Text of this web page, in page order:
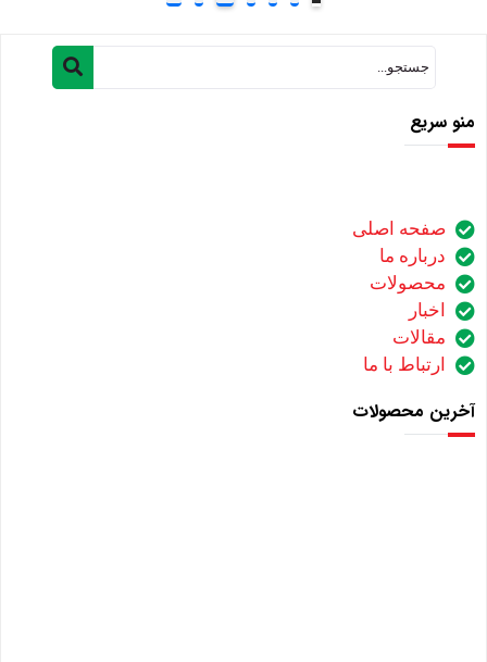
منو سریع
صفحه اصلی
درباره ما
محصولات
اخبار
مقالات
ارتباط با ما
آخرین محصولات